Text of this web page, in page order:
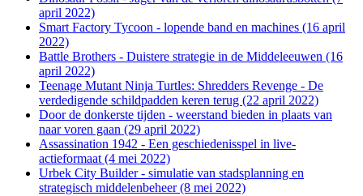
april 2022)
Smart Factory Tycoon - lopende band en machines (16 april
2022)
Battle Brothers - Duistere strategie in de Middeleeuwen (16
april 2022)
Teenage Mutant Ninja Turtles: Shredders Revenge - De
verdedigende schildpadden keren terug (22 april 2022)
Door de donkerste tijden - weerstand bieden in plaats van
naar voren gaan (29 april 2022)
Assassination 1942 - Een geschiedenisspel in live-
actieformaat (4 mei 2022)
Urbek City Builder - simulatie van stadsplanning en
strategisch middelenbeheer (8 mei 2022)